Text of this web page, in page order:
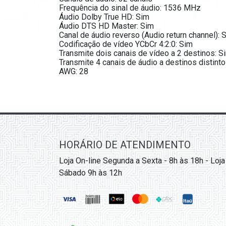
Frequência do sinal de áudio: 1536 MHz
Áudio Dolby True HD: Sim
Áudio DTS HD Master: Sim
Canal de áudio reverso (Audio return channel):
Codificação de vídeo YCbCr 4:2:0: Sim
Transmite dois canais de vídeo a 2 destinos:
Transmite 4 canais de áudio a destinos
AWG: 28
HORÁRIO DE ATENDIMENTO
Loja On-line Segunda a Sexta - 8h às 18h -
Sábado 9h às 12h